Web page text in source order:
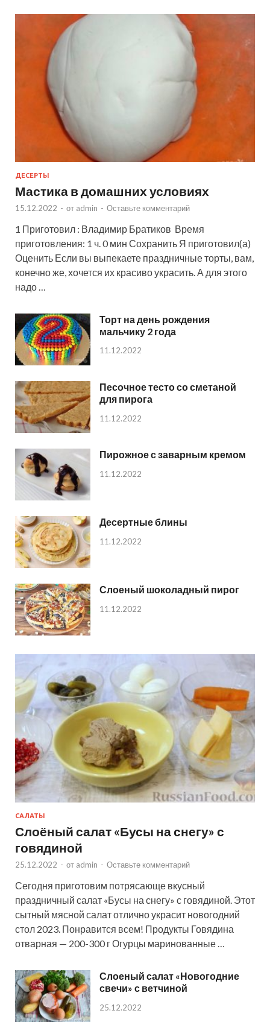
ДЕСЕРТЫ
Мастика в домашних условиях
15.12.2022 - от admin - Оставьте комментарий
1 Приготовил : Владимир Братиков Время
приготовления: 1 ч. 0 мин Сохранить Я приготовил(а)
Оценить Если вы выпекаете праздничные торты, вам,
конечно же, хочется их красиво украсить. А для этого
надо …
Торт на день рождения
мальчику 2 года
11.12.2022
Песочное тесто со сметаной
для пирога
11.12.2022
Пирожное с заварным кремом
11.12.2022
Десертные блины
11.12.2022
Слоеный шоколадный пирог
11.12.2022
САЛАТЫ
Слоёный салат «Бусы на снегу» с
говядиной
25.12.2022 - от admin - Оставьте комментарий
Сегодня приготовим потрясающе вкусный
праздничный салат «Бусы на снегу» с говядиной. Этот
сытный мясной салат отлично украсит новогодний
стол 2023. Понравится всем! Продукты Говядина
отварная — 200-300 г Огурцы маринованные …
Слоеный салат «Новогодние
свечи» с ветчиной
25.12.2022